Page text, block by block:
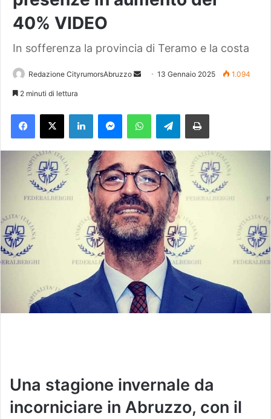
40% VIDEO
In sofferenza la provincia di Teramo e la costa
Redazione CityrumorsAbruzzo
a
'
e
m
a
i
l
13 Gennaio 2025 1.094
2 minuti di lettura
Telegram
Una stagione invernale da
incorniciare in Abruzzo, con il